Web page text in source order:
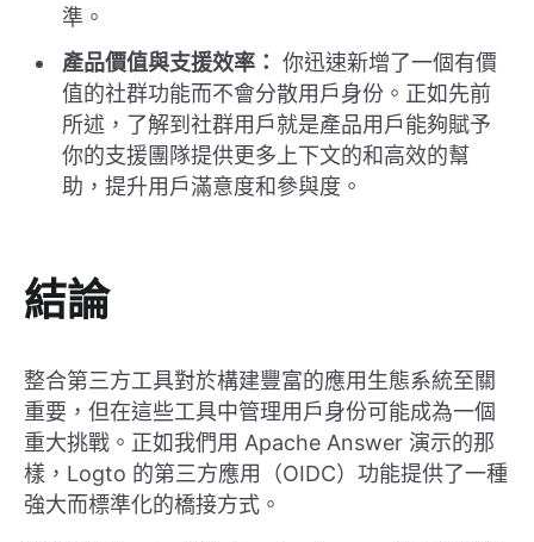
準。
產品價值與支援效率： 你迅速新增了一個有價
值的社群功能而不會分散用戶身份。正如先前
所述，了解到社群用戶就是產品用戶能夠賦予
你的支援團隊提供更多上下文的和高效的幫
助，提升用戶滿意度和參與度。
結論
整合第三方工具對於構建豐富的應用生態系統至關
重要，但在這些工具中管理用戶身份可能成為一個
重大挑戰。正如我們用 Apache Answer 演示的那
樣，Logto 的第三方應用（OIDC）功能提供了一種
強大而標準化的橋接方式。